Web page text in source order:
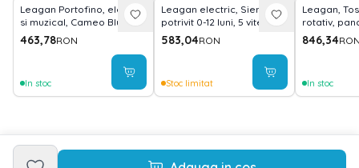
Leagan Portofino, electric
si muzical, Cameo Blue
463,78RON
In stoc
Leagan electric, Siena,
potrivit 0-12 luni, 5 viteze
de leganare, senzor
inteligent de miscare,
telecomanda, panou
583,04RON
Stoc limitat
Leagan,
rotativ,
Green Stars
846,34
In stoc